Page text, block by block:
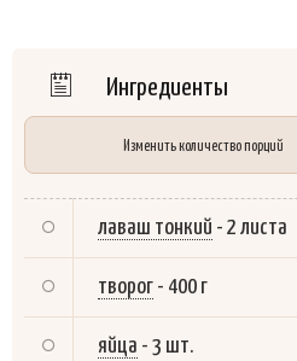
Ингредиенты
Изменить количество порций
лаваш тонкий - 2 листа
творог - 400 г
яйца - 3 шт.